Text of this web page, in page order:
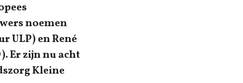
noemen
ULP) en René
Er zijn nu acht
Kleine